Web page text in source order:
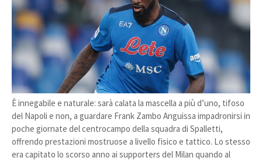
È innegabile e naturale: sarà calata la mascella a più d’uno, tifoso
del Napoli e non, a guardare Frank Zambo Anguissa impadronirsi in
poche giornate del centrocampo della squadra di Spalletti,
offrendo prestazioni mostruose a livello fisico e tattico. Lo stesso
era capitato lo scorso anno ai supporters del Milan quando al